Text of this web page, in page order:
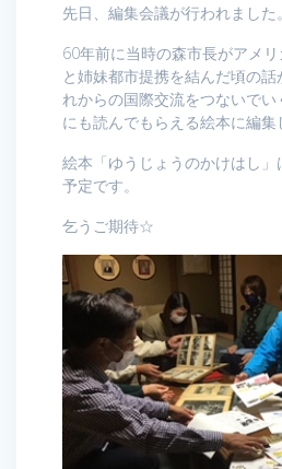
先日、編集会議が行われました。
60年前に当時の森市長がアメ
と姉妹都市提携を結んだ頃の話
れからの国際交流をつないで
にも読んでもらえる絵本に編集
絵本「ゆうじょうのかけはし
予定です。
乞うご期待☆